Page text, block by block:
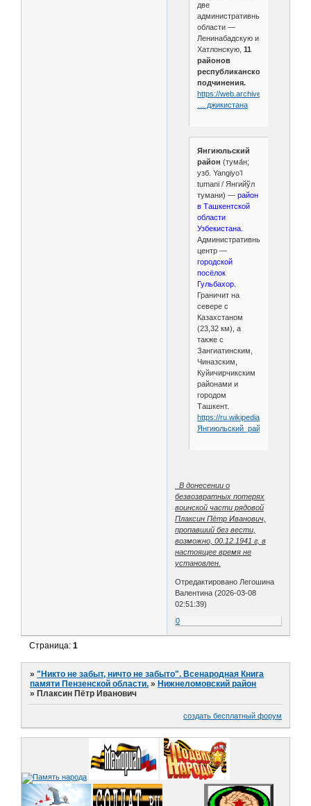
две
административные
области —
Ленинабадскую и
Хатлонскую, 11
районов
республиканского
подчинения.
https://web.archive.org/web/
… джикистана
Янгиюльский
район (тума́н;
узб. Yangiyoʻl
tumani / Янгийўл
тумани) — район
в Ташкентской
области
Узбекистана.
Административный
центр —
городской
посёлок
Гульбахор.
Граничит на
севере с
Казахстаном
(23,32 км), а
также с
Зангиатинским,
Чиназским,
Куйичирчикским
районами и
городом
Ташкент.
https://ru.wikipedia.org/wiki/
Янгиюльский_район
В донесении о
безвозвратных потерях
воинской части рядовой
Плаксин Пётр Иванович,
пропавший без вести,
возможно, 00.12.1941 г, в
настоящее время не
установлен.
Отредактировано Легошина
Валентина (2026-03-08
02:51:39)
0
Страница:1
»"Никто не забыт, ничто не забыто". Всенародная Книга
памяти Пензенской области. » Нижнеломовский район
» Плаксин Пётр Иванович
создать бесплатный форум